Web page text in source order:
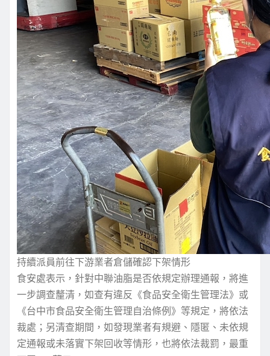
持續派員前往下游業者倉儲確認下架情形
食安處表示，針對中聯油脂是否依規定辦理通報，將進
一步調查釐清，如查有違反《食品安全衛生管理法》或
《台中市食品安全衛生管理自治條例》等規定，將依法
裁處；另清查期間，如發現業者有規避、隱匿、未依規
定通報或未落實下架回收等情形，也將依法裁罰，最重